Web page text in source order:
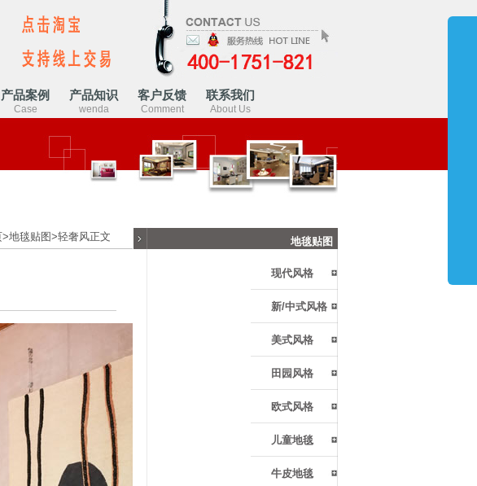
产品案例
Case
产品知识
wenda
客户反馈
Comment
联系我们
About Us
>地毯贴图>轻奢风正文 地毯贴图
现代风格
新/中式风格
美式风格
田园风格
欧式风格
儿童地毯
牛皮地毯